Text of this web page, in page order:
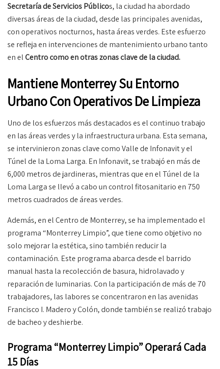
Secretaría de Servicios Públicos, la ciudad ha abordado
diversas áreas de la ciudad, desde las principales avenidas,
con operativos nocturnos, hasta áreas verdes. Este esfuerzo
se refleja en intervenciones de mantenimiento urbano tanto
en elCentro como en otras zonas clave de la ciudad.
Mantiene Monterrey Su Entorno
Urbano Con Operativos De Limpieza
Uno de los esfuerzos más destacados es el continuo trabajo
en las áreas verdes y la infraestructura urbana. Esta semana,
se intervinieron zonas clave como Valle de Infonavit y el
Túnel de la Loma Larga. En Infonavit, se trabajó en más de
6,000 metros de jardineras, mientras que en el Túnel de la
Loma Larga se llevó a cabo un control fitosanitario en 750
metros cuadrados de áreas verdes.
Además, en el Centro de Monterrey, se ha implementado el
programa “Monterrey Limpio”, que tiene como objetivo no
solo mejorar la estética, sino también reducir la
contaminación. Este programa abarca desde el barrido
manual hasta la recolección de basura, hidrolavado y
reparación de luminarias. Con la participación de más de 70
trabajadores, las labores se concentraron en las avenidas
Francisco I. Madero y Colón, donde también se realizó trabajo
de bacheo y deshierbe.
Programa “Monterrey Limpio” Operará Cada
15 Días